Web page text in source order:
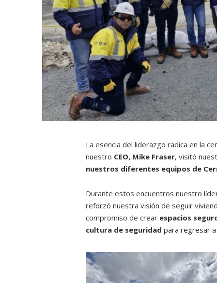
La esencia del liderazgo radica en la
nuestro CEO, Mike Fraser, visitó
nuestros diferentes equipos de
Durante estos encuentros nuestro
reforzó nuestra visión de seguir
compromiso de crear espacios
cultura de seguridad para regresar